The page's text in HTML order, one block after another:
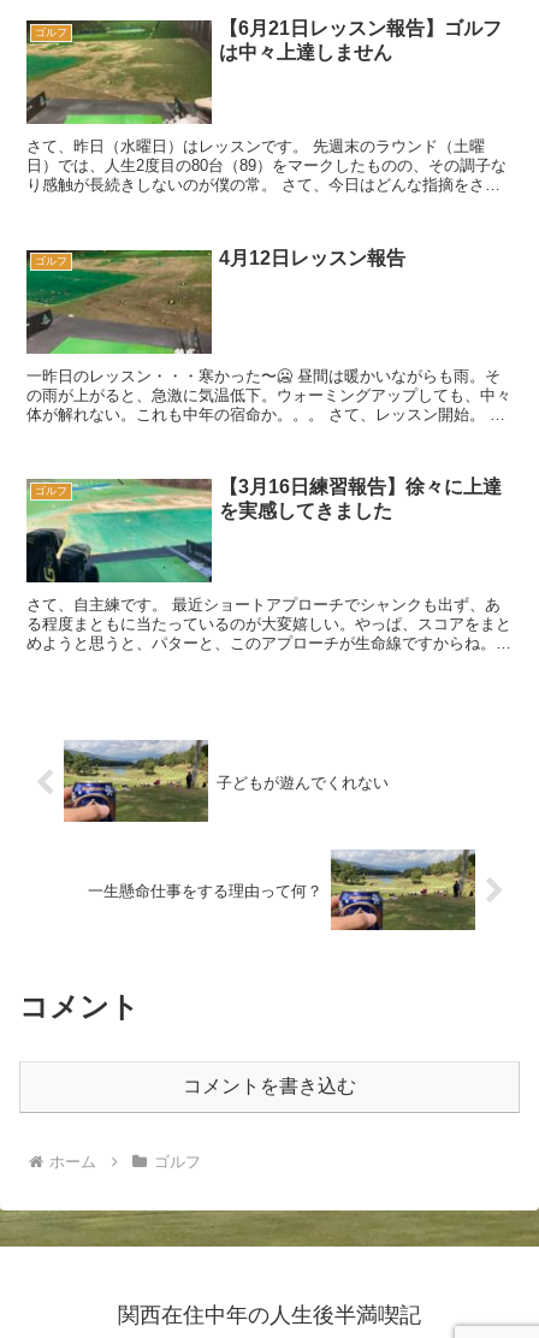
ゴルフ
【6月21日レッスン報告】ゴルフ
は中々上達しません
さて、昨日（水曜日）はレッスンです。 先週末のラウンド（土曜
日）では、人生2度目の80台（89）をマークしたものの、その調子な
り感触が長続きしないのが僕の常。 さて、今日はどんな指摘をされ
ゴルフ 4月12日レッスン報告
一昨日のレッスン・・・寒かった〜🥶 昼間は暖かいながらも雨。そ
の雨が上がると、急激に気温低下。ウォーミングアップしても、中々
体が解れない。これも中年の宿命か。。。 さて、レッスン開始。 シ
ゴルフ
【3月16日練習報告】徐々に上達
を実感してきました
さて、自主練です。 最近ショートアプローチでシャンクも出ず、あ
る程度まともに当たっているのが大変嬉しい。やっぱ、スコアをまと
めようと思うと、パターと、このアプローチが生命線ですからね。
子どもが遊んでくれない
一生懸命仕事をする理由って何？
コメント
コメントを書き込む
ホーム ゴルフ
関西在住中年の人生後半満喫記